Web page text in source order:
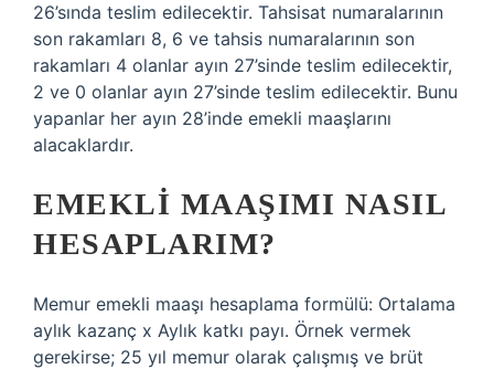
26’sında teslim edilecektir. Tahsisat numaralarının
son rakamları 8, 6 ve tahsis numaralarının son
rakamları 4 olanlar ayın 27’sinde teslim edilecektir,
2 ve 0 olanlar ayın 27’sinde teslim edilecektir. Bunu
yapanlar her ayın 28’inde emekli maaşlarını
alacaklardır.
EMEKLI MAAŞIMI NASIL
HESAPLARIM?
Memur emekli maaşı hesaplama formülü: Ortalama
aylık kazanç x Aylık katkı payı. Örnek vermek
gerekirse; 25 yıl memur olarak çalışmış ve brüt